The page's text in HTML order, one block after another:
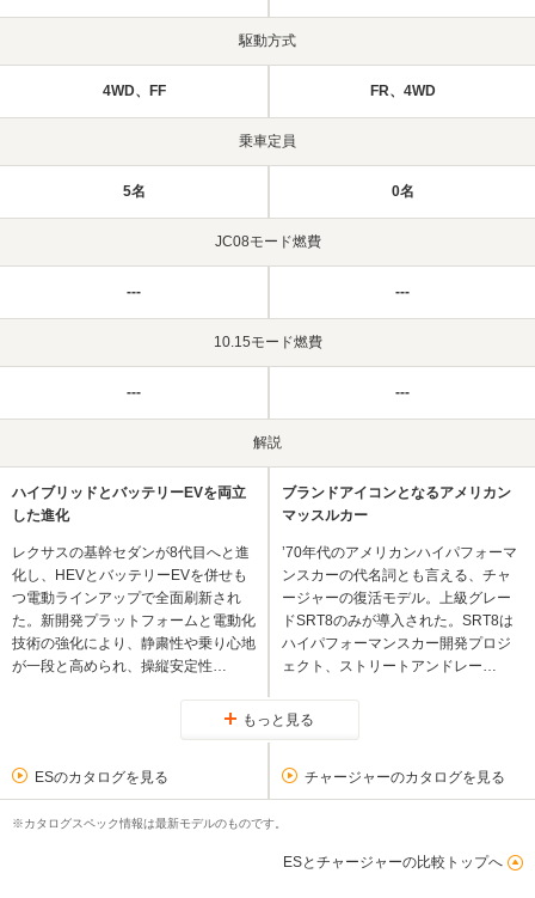
駆動方式
4WD、FF FR、4WD
乗車定員
5名 0名
JC08モード燃費
--- ---
10.15モード燃費
--- ---
解説
ハイブリッドとバッテリーEVを両立
した進化
レクサスの基幹セダンが8代目へと進
化し、HEVとバッテリーEVを併せも
つ電動ラインアップで全面刷新され
た。新開発プラットフォームと電動化
技術の強化により、静粛性や乗り心地
が一段と高められ、操縦安定性…
ブランドアイコンとなるアメリカン
マッスルカー
’70年代のアメリカンハイパフォーマ
ンスカーの代名詞とも言える、チャ
ージャーの復活モデル。上級グレー
ドSRT8のみが導入された。SRT8は
ハイパフォーマンスカー開発プロジ
ェクト、ストリートアンドレー…
もっと見る
ESのカタログを見る チャージャーのカタログを見る
※カタログスペック情報は最新モデルのものです。
ESとチャージャーの比較トップへ